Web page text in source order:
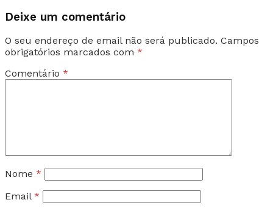
Deixe um comentário
O seu endereço de email não será publicado. Campos
obrigatórios marcados com *
Comentário *
Nome *
Email *